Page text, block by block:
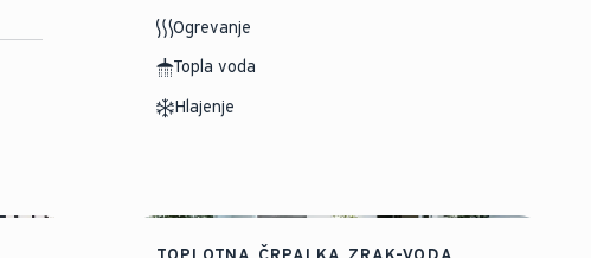
Ogrevanje
Topla voda
Hlajenje